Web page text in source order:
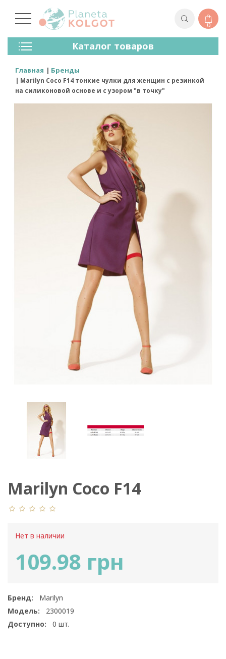
0
Каталог товаров
Колготки
Чулки
Лосины (леггинсы)
Носки И Гольфы
Спортивная Одежда
Главная Бренды
Marilyn Coco F14 тонкие чулки для женщин с резинкой
на силиконовой основе и с узором "в точку"
Marilyn Coco F14
Нет в наличии
109.98 грн
Бренд:
Marilyn
Модель:
2300019
Доступно:
0 шт.